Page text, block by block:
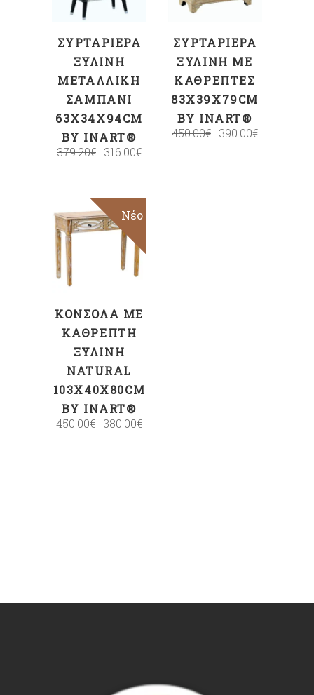
ΣΥΡΤΑΡΙΈΡΑ
ΞΎΛΙΝΗ
ΜΕΤΑΛΛΙΚΉ
ΣΑΜΠΑΝΊ
63X34X94CM
BY INART®
379.20€ 316.00€
ΣΥΡΤΑΡΙΈΡΑ
ΞΎΛΙΝΗ ΜΕ
ΚΑΘΡΈΠΤΕΣ
83X39X79CM
BY INART®
450.00€ 390.00€
Sale
Νέο
ΠΡΟΣΘΉΚΗ
ΣΤΟ ΚΑΛΆΘΙ
ΚΟΝΣΌΛΑ ΜΕ
ΚΑΘΡΈΠΤΗ
ΞΎΛΙΝΗ
NATURAL
103X40X80CM
BY INART®
450.00€ 380.00€